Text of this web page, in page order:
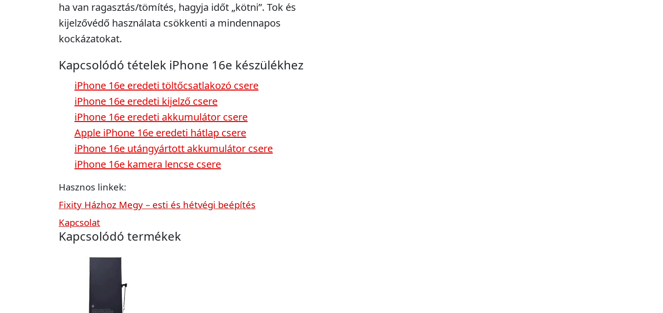
ha van ragasztás/tömítés, hagyja időt „kötni”. Tok és
kijelzővédő használata csökkenti a mindennapos
kockázatokat.
Kapcsolódó tételek iPhone 16e készülékhez
iPhone 16e eredeti töltőcsatlakozó csere
iPhone 16e eredeti kijelző csere
iPhone 16e eredeti akkumulátor csere
Apple iPhone 16e eredeti hátlap csere
iPhone 16e utángyártott akkumulátor csere
iPhone 16e kamera lencse csere
Hasznos linkek:
Fixity Házhoz Megy – esti és hétvégi beépítés
Kapcsolat
Kapcsolódó termékek